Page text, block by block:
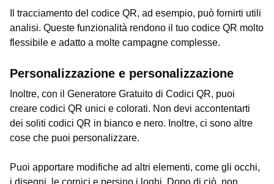
Il tracciamento del codice QR, ad esempio, può fornirti utili
analisi. Queste funzionalità rendono il tuo codice QR molto
flessibile e adatto a molte campagne complesse.
Personalizzazione e personalizzazione
Inoltre, con il Generatore Gratuito di Codici QR, puoi
creare codici QR unici e colorati. Non devi accontentarti
dei soliti codici QR in bianco e nero. Inoltre, ci sono altre
cose che puoi personalizzare.
Puoi apportare modifiche ad altri elementi, come gli occhi,
i disegni, le cornici e persino i loghi. Dopo di ciò, non